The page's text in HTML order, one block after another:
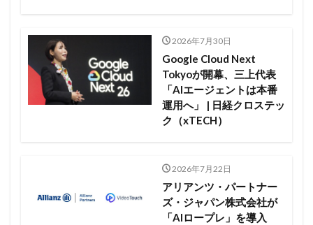
2026年7月30日
Google Cloud Next
Tokyoが開幕、三上代表
「AIエージェントは本番
運用へ」 | 日経クロステッ
ク（xTECH）
2026年7月22日
アリアンツ・パートナー
ズ・ジャパン株式会社が
「AIロープレ」を導入